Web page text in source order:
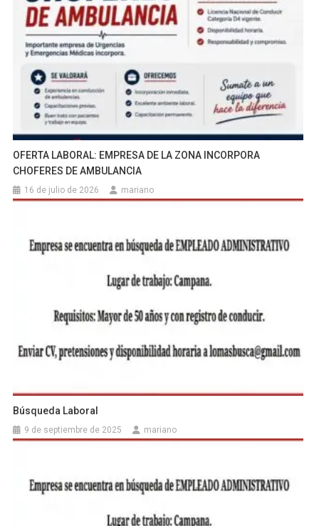
OFERTA LABORAL: EMPRESA DE LA ZONA INCORPORA
CHOFERES DE AMBULANCIA
16 de julio de 2026 mariano
Búsqueda Laboral
9 de septiembre de 2025 mariano